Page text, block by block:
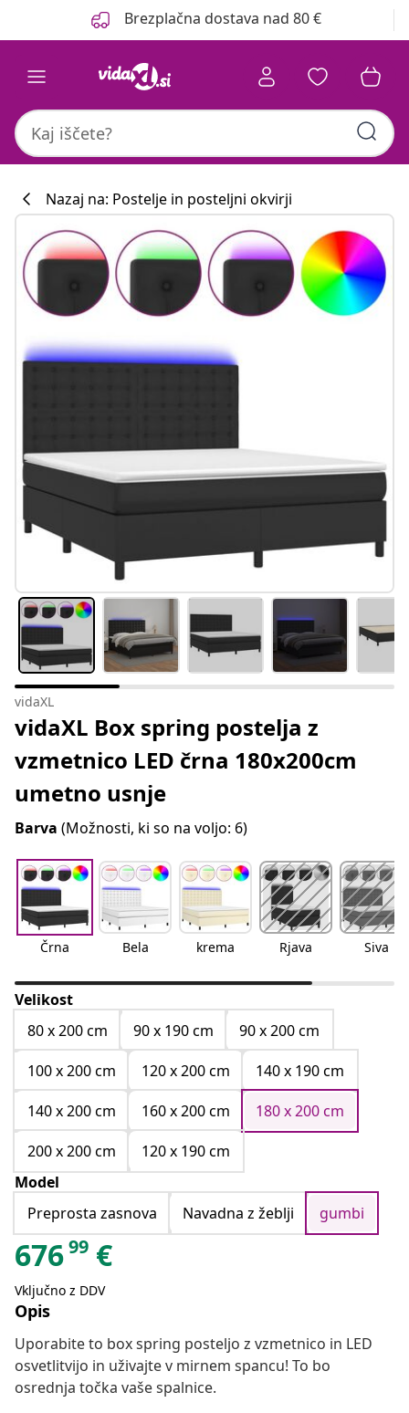
Brezplačna dostava nad 80 €
Nazaj na: Postelje in posteljni okvirji
vidaXL
vidaXL Box spring postelja z
vzmetnico LED črna 180x200cm
umetno usnje
Barva (Možnosti, ki so na voljo: 6)
Črna Bela krema Rjava Siva
Velikost
80 x 200 cm
90 x 190 cm
90 x 200 cm
100 x 200 cm
120 x 200 cm
140 x 190 cm
140 x 200 cm
160 x 200 cm
180 x 200 cm
200 x 200 cm
120 x 190 cm
Model
Preprosta zasnova
Navadna z žeblji gumbi
67699 €
Vključno z DDV
Opis
Uporabite to box spring posteljo z vzmetnico in LED
osvetlitvijo in uživajte v mirnem spancu! To bo
osrednja točka vaše spalnice.